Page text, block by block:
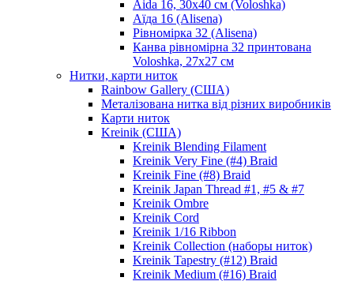
Aida 16, 30х40 см (Voloshka)
Аїда 16 (Alisena)
Рівномірка 32 (Alisena)
Канва рівномірна 32 принтована
Voloshka, 27х27 см
Нитки, карти ниток
Rainbow Gallery (США)
Металізована нитка від різних виробників
Карти ниток
Kreinik (США)
Kreinik Blending Filament
Kreinik Very Fine (#4) Braid
Kreinik Fine (#8) Braid
Kreinik Japan Thread #1, #5 & #7
Kreinik Ombre
Kreinik Cord
Kreinik 1/16 Ribbon
Kreinik Collection (наборы ниток)
Kreinik Tapestry (#12) Braid
Kreinik Medium (#16) Braid